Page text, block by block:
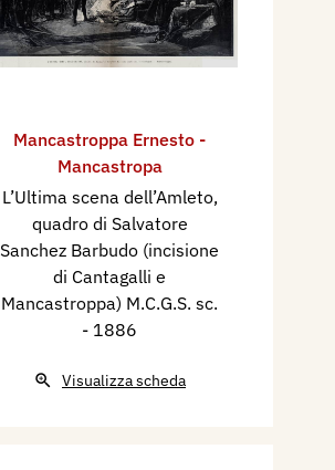
Mancastroppa Ernesto -
Mancastropa
L’Ultima scena dell’Amleto,
quadro di Salvatore
Sanchez Barbudo (incisione
di Cantagalli e
Mancastroppa) M.C.G.S. sc.
- 1886
Visualizza scheda